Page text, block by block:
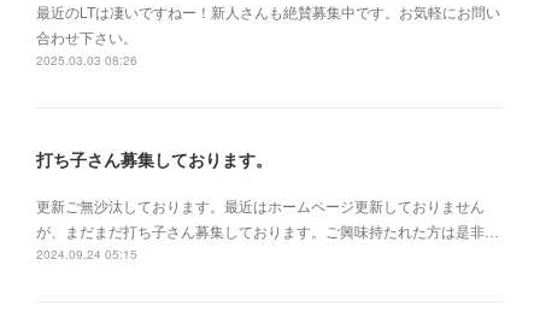
最近のLTは凄いですねー！新人さんも絶賛募集中です。お気軽にお問い
合わせ下さい。
2025.03.03 08:26
打ち子さん募集しております。
更新ご無沙汰しております。最近はホームページ更新しておりません
が、まだまだ打ち子さん募集しております。ご興味持たれた方は是非…
2024.09.24 05:15